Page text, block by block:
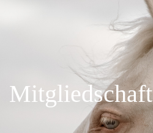
Mitgliedschaft